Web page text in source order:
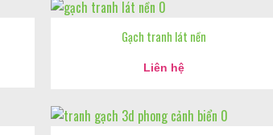
Gạch tranh lát nền
Liên hệ